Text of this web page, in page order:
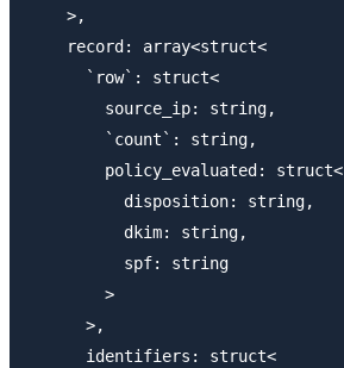
    >,
    record: array<struct<
      `row`: struct<
        source_ip: string,
        `count`: string,
        policy_evaluated: struct<
          disposition: string,
          dkim: string,
          spf: string
        >
      >,
      identifiers: struct<